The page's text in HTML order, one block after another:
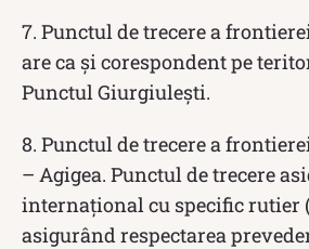
7. Punctul de trecere a
are ca și corespondent pe
Punctul Giurgiulești.
8. Punctul de trecere a
– Agigea. Punctul de trecere
internațional cu specific rutier
asigurând respectarea